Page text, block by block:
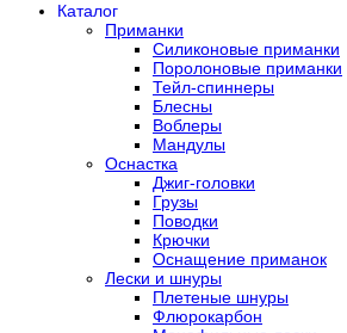
Каталог
Приманки
Силиконовые приманки
Поролоновые приманки
Тейл-спиннеры
Блесны
Воблеры
Мандулы
Оснастка
Джиг-головки
Грузы
Поводки
Крючки
Оснащение приманок
Лески и шнуры
Плетеные шнуры
Флюрокарбон